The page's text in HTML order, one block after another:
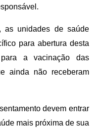
as unidades de saúde
para abertura desta
a vacinação das
ainda não receberam
devem entrar
mais próxima de sua